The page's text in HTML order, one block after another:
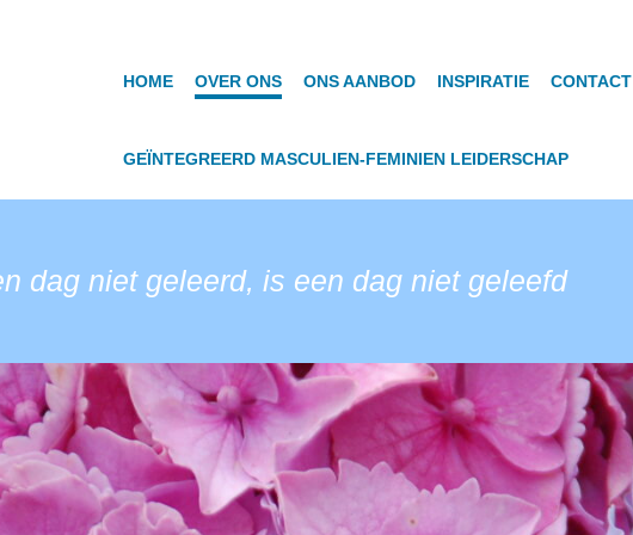
HOME OVER ONS ONS AANBOD INSPIRATIE CONTACT
GEÏNTEGREERD MASCULIEN-FEMINIEN LEIDERSCHAP
dag niet geleerd, is een dag niet geleefd